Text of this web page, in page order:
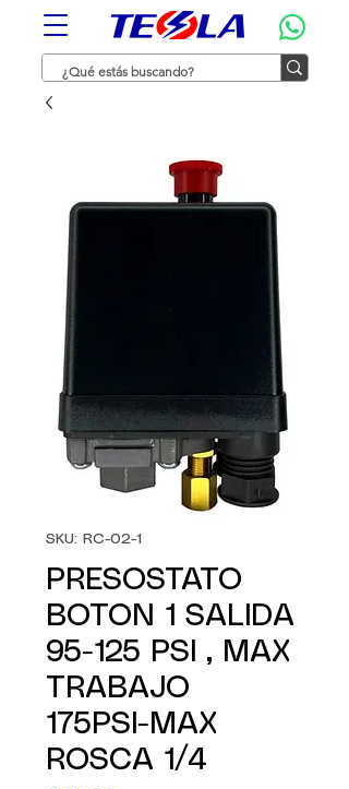
SKU: RC-02-1
PRESOSTATO
BOTON 1 SALIDA
95-125 PSI , MAX
TRABAJO
175PSI-MAX
ROSCA 1/4